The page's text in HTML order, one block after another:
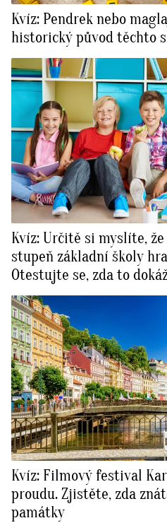
Kvíz: Pendrek nebo
historický původ těchto
Kvíz: Určitě si myslíte, že
stupeň základní školy
Otestujte se, zda to
Kvíz: Filmový festival
proudu. Zjistěte, zda
památky